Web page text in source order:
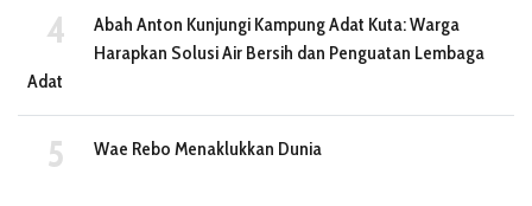
Abah Anton Kunjungi Kampung Adat Kuta: Warga
Harapkan Solusi Air Bersih dan Penguatan Lembaga
Adat
Wae Rebo Menaklukkan Dunia